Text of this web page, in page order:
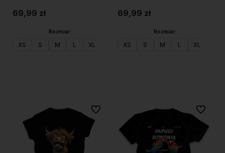
69,99 zł
Rozmiar:
XS S M L XL
69,99 zł
Rozmiar:
XS S M L XL
Do ulubionych Do